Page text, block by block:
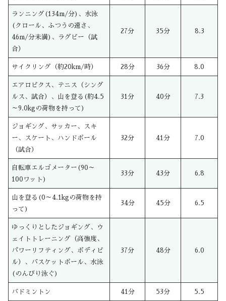
ランニング(134m/分)、水泳
(クロール、ふつうの速さ、
46m/分未満)、ラグビー（試
合）
27分 35分 8.3
サイクリング（約20km/時） 28分 36分 8.0
エアロビクス、テニス（シング
ルス、試合）、山を登る(約4.5
～9.0kgの荷物を持って)
31分 40分 7.3
ジョギング、サッカー、スキ
ー、スケート、ハンドボール
（試合）
32分 41分 7.0
自転車エルゴメーター(90～
100ワット)
33分 43分 6.8
山を登る(0～4.1kgの荷物を持
って)
34分 45分 6.5
ゆっくりとしたジョギング、ウ
ェイトトレーニング（高強度、
パワーリフティング、ボディビ
ル）、バスケットボール、水泳
(のんびり泳ぐ)
37分 48分 6.0
バドミントン 41分 53分 5.5